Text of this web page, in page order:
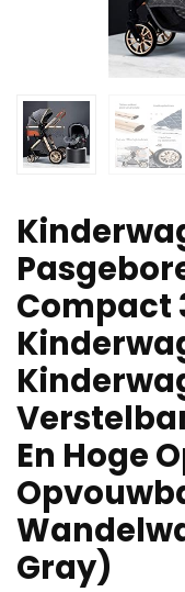
Compact
En Hoge
Gray)